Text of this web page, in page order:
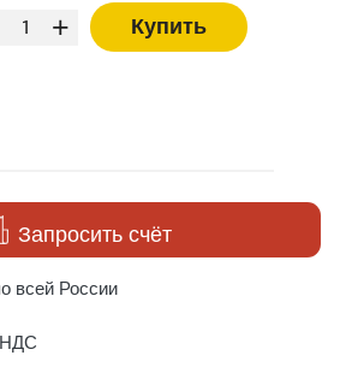
+ Купить
Запросить счёт
всей России
НДС